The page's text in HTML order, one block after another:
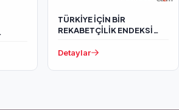
TÜRKİYE İÇİN BİR
REKABETÇİLİK ENDEKSİ
Detaylar